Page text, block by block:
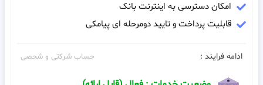
امکان دسترسی به اینترنت بانک
قابلیت پرداخت و تایید دومرحله ای پیامکی
ادامه فرایند : حساب شرکتی و شحصی